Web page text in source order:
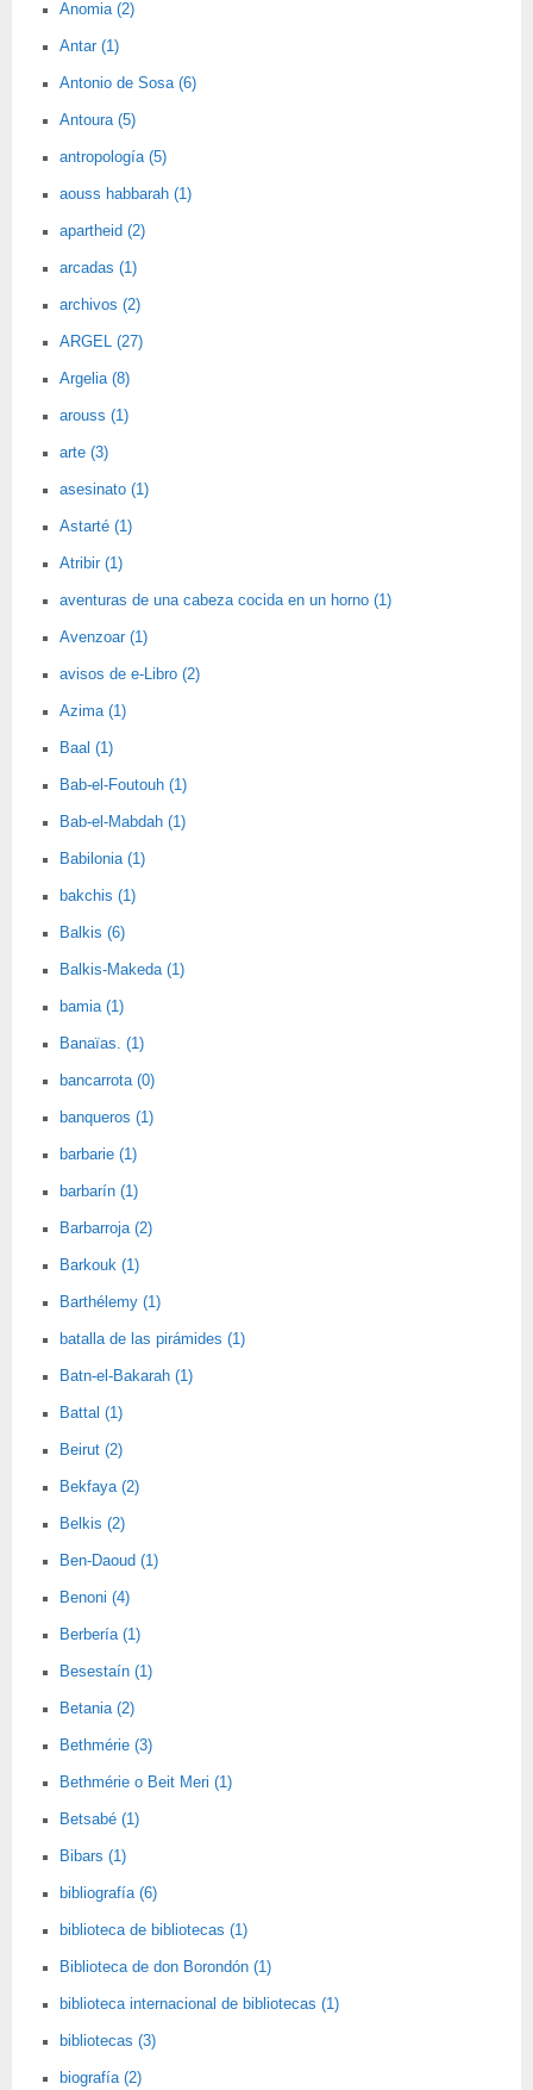
Anomia (2)
Antar (1)
Antonio de Sosa (6)
Antoura (5)
antropología (5)
aouss habbarah (1)
apartheid (2)
arcadas (1)
archivos (2)
ARGEL (27)
Argelia (8)
arouss (1)
arte (3)
asesinato (1)
Astarté (1)
Atribir (1)
aventuras de una cabeza cocida en un horno (1)
Avenzoar (1)
avisos de e-Libro (2)
Azima (1)
Baal (1)
Bab-el-Foutouh (1)
Bab-el-Mabdah (1)
Babilonia (1)
bakchis (1)
Balkis (6)
Balkis-Makeda (1)
bamia (1)
Banaïas. (1)
bancarrota (0)
banqueros (1)
barbarie (1)
barbarín (1)
Barbarroja (2)
Barkouk (1)
Barthélemy (1)
batalla de las pirámides (1)
Batn-el-Bakarah (1)
Battal (1)
Beirut (2)
Bekfaya (2)
Belkis (2)
Ben-Daoud (1)
Benoni (4)
Berbería (1)
Besestaín (1)
Betania (2)
Bethmérie (3)
Bethmérie o Beit Meri (1)
Betsabé (1)
Bibars (1)
bibliografía (6)
biblioteca de bibliotecas (1)
Biblioteca de don Borondón (1)
biblioteca internacional de bibliotecas (1)
bibliotecas (3)
biografía (2)